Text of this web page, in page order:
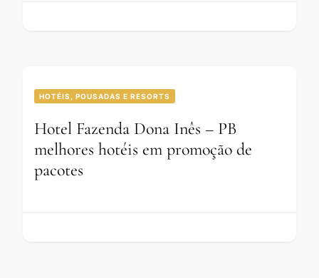
HOTÉIS, POUSADAS E RESORTS
Hotel Fazenda Dona Inês – PB
melhores hotéis em promoção de
pacotes